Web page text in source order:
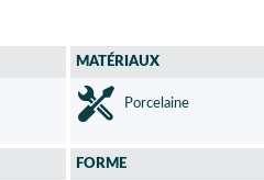
MATÉRIAUX
Porcelaine
FORME